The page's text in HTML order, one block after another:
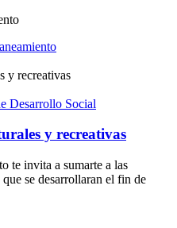
Desarrollo Social
y recreativas
te invita a sumarte a las
se desarrollaran el fin de